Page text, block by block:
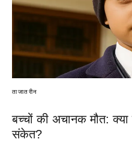
ताजातरीन
बच्चों की अचानक मौत:
संकेत?